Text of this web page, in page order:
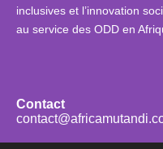
inclusives et l’innovation
au service des ODD en
Contact